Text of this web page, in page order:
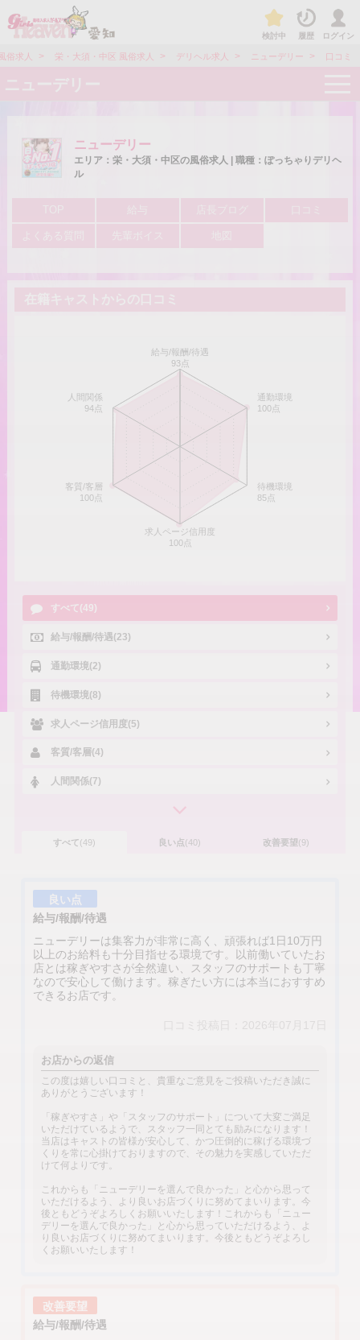
検討中 履歴 ログイン
俗求人 > 栄・大須・中区 風俗求人 > デリヘル求人 > ニューデリー > 口コミ
a
ニューデリー
エリア：栄・大須・中区の風俗求人 | 職種：ぽっちゃりデリヘ
ル
給与/報酬/待遇
93点
通勤環境
100点
待機環境
85点
求人ページ信用度
100点
客質/客層
100点
人間関係
94点
すべて(49)
給与/報酬/待遇(23)
通勤環境(2)
待機環境(8)
求人ページ信用度(5)
客質/客層(4)
人間関係(7)
すべて(49) 良い点(40) 改善要望 (9)
良い点
給与/報酬/待遇
ニューデリーは集客力が非常に高く、頑張れば1日10万円
以上のお給料も十分目指せる環境です。以前働いていたお
店とは稼ぎやすさが全然違い、スタッフのサポートも丁寧
なので安心して働けます。稼ぎたい方には本当におすすめ
できるお店です。
お店からの返信
この度は嬉しい口コミと、貴重なご意見をご投稿いただき誠に
ありがとうございます！
「稼ぎやすさ」や「スタッフのサポート」について大変ご満足
いただけているようで、スタッフ一同とても励みになります！
当店はキャストの皆様が安心して、かつ圧倒的に稼げる環境づ
くりを常に心掛けておりますので、その魅力を実感していただ
けて何よりです。
これからも「ニューデリーを選んで良かった」と心から思って
いただけるよう、より良いお店づくりに努めてまいります。今
後ともどうぞよろしくお願いいたします！これからも「ニュー
デリーを選んで良かった」と心から思っていただけるよう、よ
り良いお店づくりに努めてまいります。今後ともどうぞよろし
くお願いいたします！
改善要望
給与/報酬/待遇